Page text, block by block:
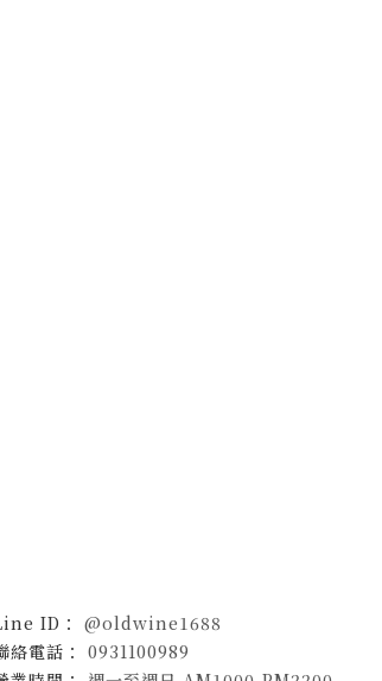
@oldwine1688
0931100989